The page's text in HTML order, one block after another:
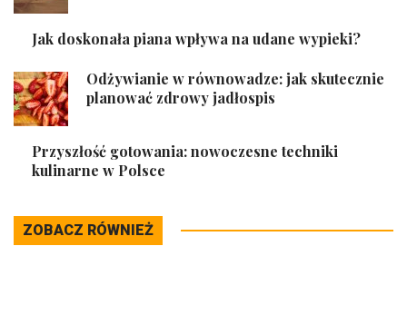
Jak doskonała piana wpływa na udane wypieki?
Odżywianie w równowadze: jak skutecznie
planować zdrowy jadłospis
Przyszłość gotowania: nowoczesne techniki
kulinarne w Polsce
ZOBACZ RÓWNIEŻ